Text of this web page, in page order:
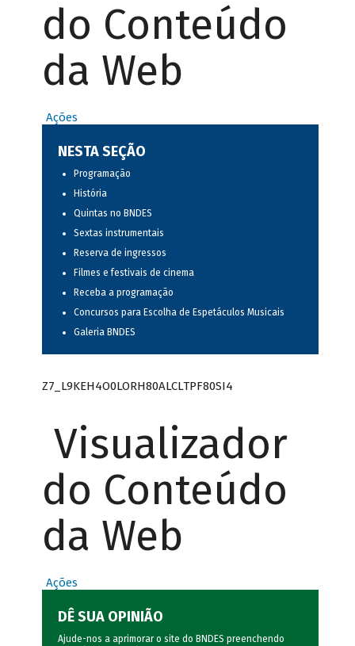
do Conteúdo
da Web
Ações
NESTA SEÇÃO
Programação
História
Quintas no BNDES
Sextas instrumentais
Reserva de ingressos
Filmes e festivais de cinema
Receba a programação
Concursos para Escolha de Espetáculos Musicais
Galeria BNDES
Z7_L9KEH4O0LORH80ALCLTPF80SI4
Visualizador
do Conteúdo
da Web
Ações
DÊ SUA OPINIÃO
Ajude-nos a aprimorar o site do BNDES preenchendo